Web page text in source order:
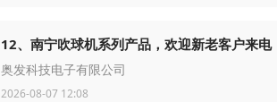
12、南宁吹球机系列产品，欢迎新老客户来电
奥发科技电子有限公司
2026-08-07 12:08